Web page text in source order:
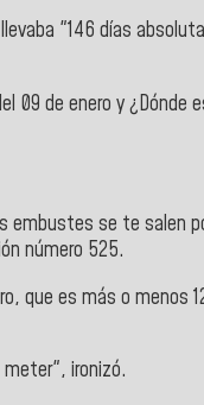
"146 días
de enero y ¿Dónde
embustes se te salen
número 525.
que es más o menos
ironizó.